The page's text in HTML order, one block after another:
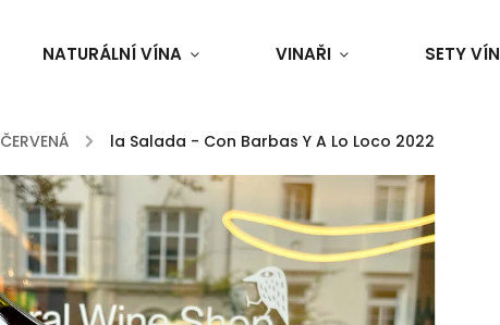
NATURÁLNÍ VÍNA VINAŘI SETY VÍN
ČERVENÁ / la Salada - Con Barbas Y A Lo Loco 2022